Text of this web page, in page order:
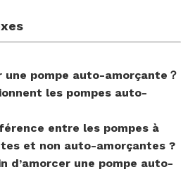
une pompe auto-amorçante？
les pompes auto-
entre les pompes à
et non auto-amorçantes ?
d’amorcer une pompe auto-